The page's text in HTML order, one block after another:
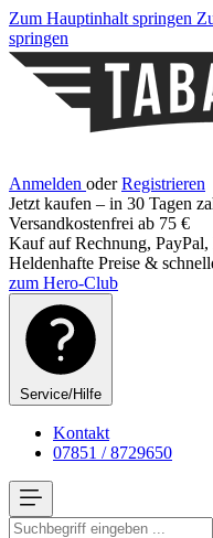
Zum Hauptinhalt springen
springen
Anmelden oder Registrieren
Jetzt kaufen – in 30 Tagen
Versandkostenfrei ab 75 €
Kauf auf Rechnung,
Heldenhafte Preise &
zum Hero-Club
Service/Hilfe
Kontakt
07851 / 8729650